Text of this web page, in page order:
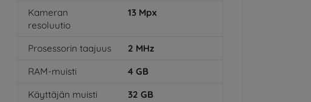
Kameran
resoluutio
13 Mpx
Prosessorin taajuus 2 MHz
RAM-muisti
4 GB
Käyttäjän muisti
32 GB